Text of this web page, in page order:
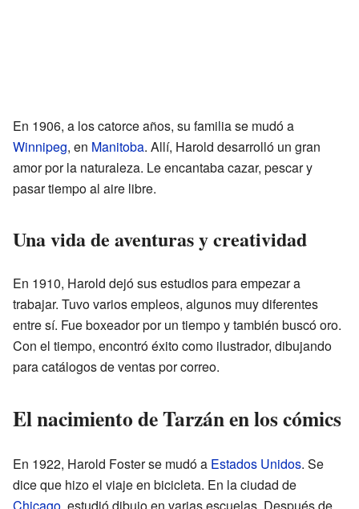
En 1906, a los catorce años, su familia se mudó a
Winnipeg, en Manitoba. Allí, Harold desarrolló un gran
amor por la naturaleza. Le encantaba cazar, pescar y
pasar tiempo al aire libre.
Una vida de aventuras y creatividad
En 1910, Harold dejó sus estudios para empezar a
trabajar. Tuvo varios empleos, algunos muy diferentes
entre sí. Fue boxeador por un tiempo y también buscó oro.
Con el tiempo, encontró éxito como ilustrador, dibujando
para catálogos de ventas por correo.
El nacimiento de Tarzán en los cómics
En 1922, Harold Foster se mudó a Estados Unidos. Se
dice que hizo el viaje en bicicleta. En la ciudad de